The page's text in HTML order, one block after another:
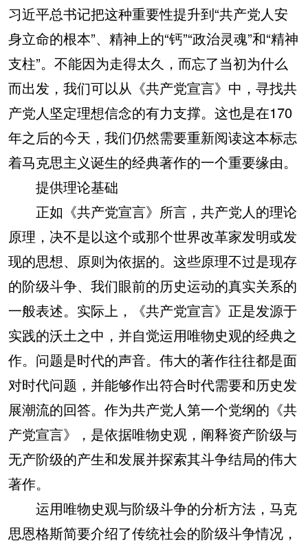
习近平总书记把这种重要性提升到“共产党人安
身立命的根本”、精神上的“钙”“政治灵魂”和“精神
支柱”。不能因为走得太久，而忘了当初为什么
而出发，我们可以从《共产党宣言》中，寻找共
产党人坚定理想信念的有力支撑。这也是在170
年之后的今天，我们仍然需要重新阅读这本标志
着马克思主义诞生的经典著作的一个重要缘由。
提供理论基础
正如《共产党宣言》所言，共产党人的理论
原理，决不是以这个或那个世界改革家发明或发
现的思想、原则为依据的。这些原理不过是现存
的阶级斗争、我们眼前的历史运动的真实关系的
一般表述。实际上，《共产党宣言》正是发源于
实践的沃土之中，并自觉运用唯物史观的经典之
作。问题是时代的声音。伟大的著作往往都是面
对时代问题，并能够作出符合时代需要和历史发
展潮流的回答。作为共产党人第一个党纲的《共
产党宣言》，是依据唯物史观，阐释资产阶级与
无产阶级的产生和发展并探索其斗争结局的伟大
著作。
运用唯物史观与阶级斗争的分析方法，马克
思恩格斯简要介绍了传统社会的阶级斗争情况，